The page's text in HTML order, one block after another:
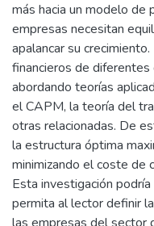
más hacia un modelo de
empresas necesitan
apalancar su
financieros de
abordando teorías
el CAPM, la teoría del
otras relacionadas. De
la estructura óptima
minimizando el coste de
Esta investigación
permita al lector definir